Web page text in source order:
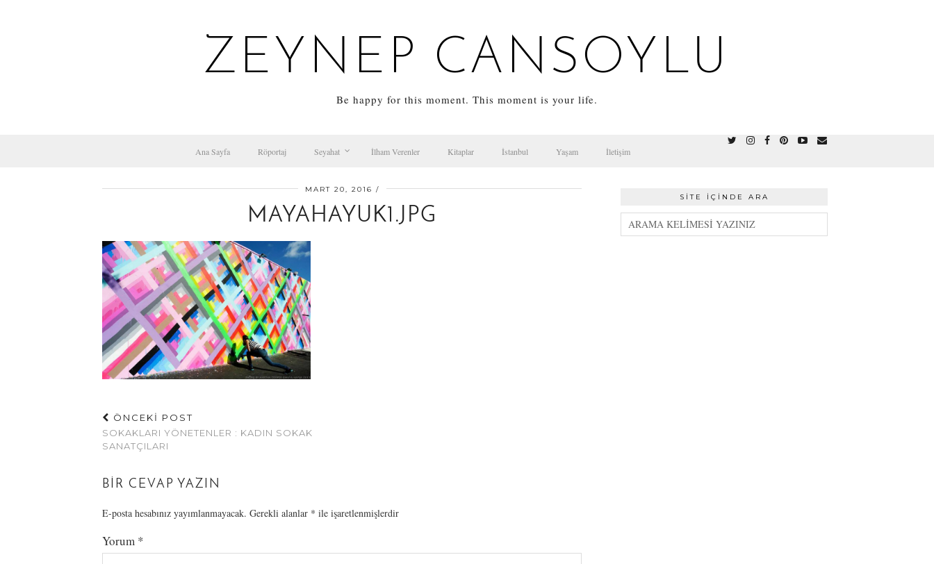
ZEYNEP CANSOYLU
Be happy for this moment. This moment is your life.
Ana Sayfa Röportaj Seyahat İlham Verenler Kitaplar İstanbul Yaşam İletişim
MART 20, 2016
MAYAHAYUK1.JPG
ÖNCEKİ POST
SOKAKLARI YÖNETENLER : KADIN SOKAK
SANATÇILARI
BIR CEVAP YAZIN
E-posta hesabınız yayımlanmayacak. Gerekli alanlar * ile işaretlenmişlerdir
Yorum *
SITE İÇINDE ARA